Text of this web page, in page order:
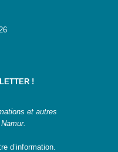
!
et autres
d’information.